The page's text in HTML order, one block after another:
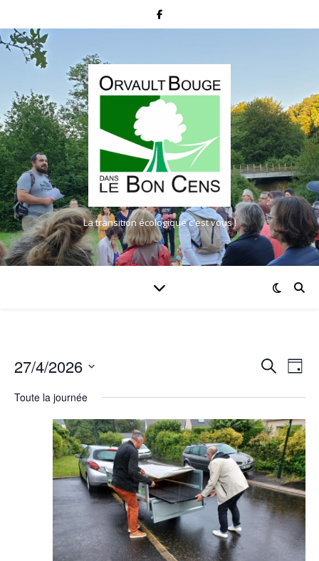
La transition écologique c'est vous !
et
de
vues
Recherche
de
Jour
27/4/2026
une
Toute la journée